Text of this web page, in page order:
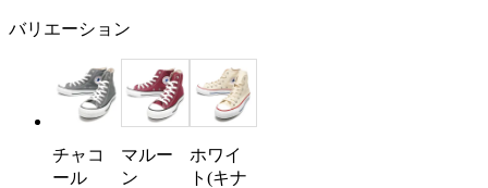
バリエーション
チャコ
ール
マルー
ン
ホワイ
ト(キナ